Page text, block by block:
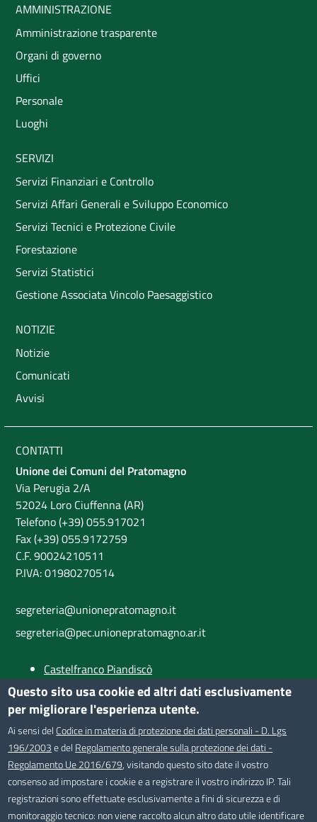
AMMINISTRAZIONE
Amministrazione trasparente
Organi di governo
Uffici
Personale
Luoghi
SERVIZI
Servizi Finanziari e Controllo
Servizi Affari Generali e Sviluppo Economico
Servizi Tecnici e Protezione Civile
Forestazione
Servizi Statistici
Gestione Associata Vincolo Paesaggistico
NOTIZIE
Notizie
Comunicati
Avvisi
CONTATTI
Unione dei Comuni del Pratomagno
Via Perugia 2/A
52024 Loro Ciuffenna (AR)
Telefono (+39) 055.917021
Fax (+39) 055.9172759
C.F. 90024210511
P.IVA: 01980270514
segreteria@unionepratomagno.it
segreteria@pec.unionepratomagno.ar.it
Castelfranco Piandiscò
Castiglion Fibocchi
Loro Ciuffenna
Provincia di Arezzo
SEGUICI SU
Questo sito usa cookie ed altri dati esclusivamente
per migliorare l'esperienza utente.
Ai sensi del Codice in materia di protezione dei dati personali - D. Lgs
196/2003e del Regolamento generale sulla protezione dei dati -
Regolamento Ue 2016/679, visitando questo sito date il vostro
consenso ad impostare i cookie e a registrare il vostro indirizzo IP. Tali
registrazioni sono effettuate esclusivamente a fini di sicurezza e di
monitoraggio tecnico: non viene raccolto alcun altro dato utile identificare